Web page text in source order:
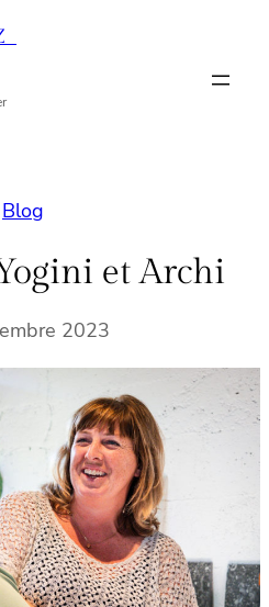
Blog
et Archi
2023